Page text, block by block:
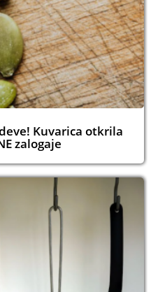
Kuvarica otkrila
zalogaje